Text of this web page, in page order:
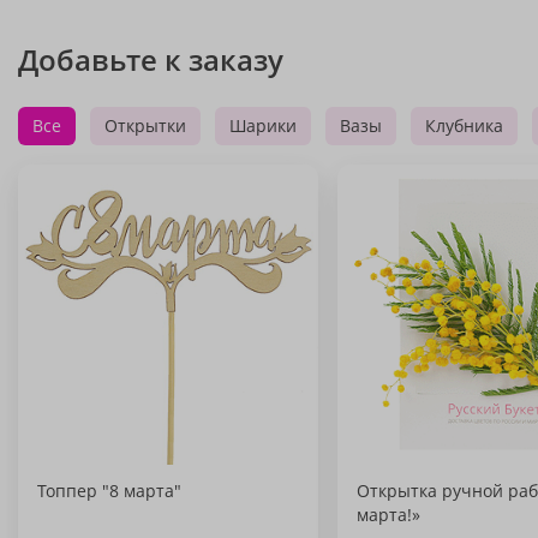
Добавьте к заказу
Все Открытки Шарики Вазы Клубника
Топпер "8 марта"
Открытка ручной
марта!»